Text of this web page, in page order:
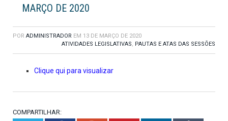
MARÇO DE 2020
POR ADMINISTRADOR EM 13 DE MARÇO DE 2020
ATIVIDADES LEGISLATIVAS, PAUTAS E ATAS DAS SESSÕES
Clique qui para visualizar
COMPARTILHAR: